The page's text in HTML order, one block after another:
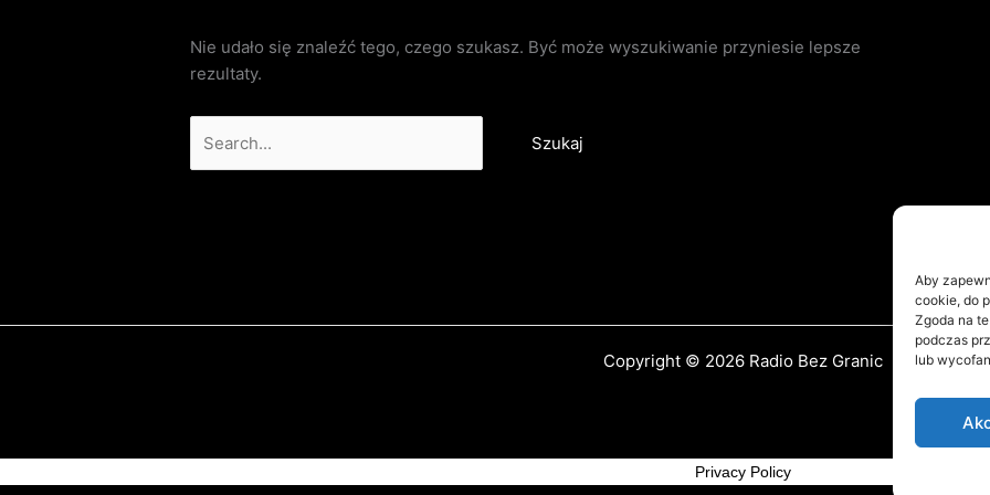
Aby
cookie, do
Zgoda na
podczas
lub
Nie udało się znaleźć tego, czego szukasz. Być może wyszukiwanie przyniesie lepsze
rezultaty.
Copyright © 2026 Radio Bez Granic
Privacy Policy